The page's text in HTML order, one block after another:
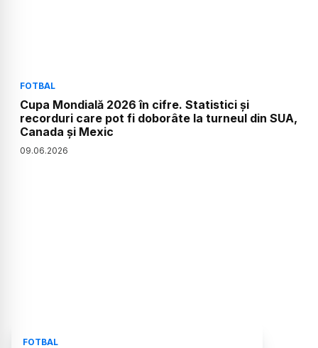
FOTBAL
Cupa Mondială 2026 în cifre. Statistici și
recorduri care pot fi doborâte la turneul din SUA,
Canada și Mexic
09.06.2026
FOTBAL